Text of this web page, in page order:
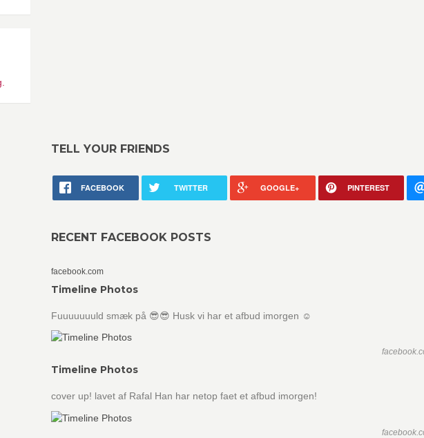
TELL YOUR FRIENDS
FACEBOOK TWITTER GOOGLE+ PINTEREST
RECENT FACEBOOK POSTS
facebook.com
Timeline Photos
Fuuuuuuuld smæk på 😎😎 Husk vi har et afbud imorgen ☺️
Timeline Photos
cover up! lavet af Rafal Han har netop faet et afbud imorgen!